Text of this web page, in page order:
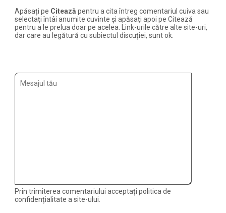
Apăsați pe Citează pentru a cita întreg comentariul cuiva sau
selectați întâi anumite cuvinte și apăsați apoi pe Citează
pentru a le prelua doar pe acelea. Link-urile către alte site-uri,
dar care au legătură cu subiectul discuției, sunt ok.
Prin trimiterea comentariului acceptați politica de
confidențialitate a site-ului.